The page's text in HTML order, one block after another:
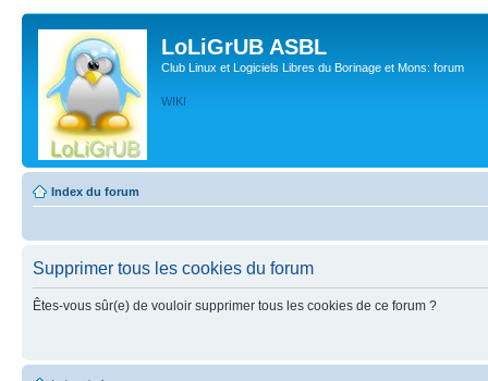
LoLiGrUB ASBL
Club Linux et Logiciels Libres du Borinage et Mons: forum
WIKI
Index du forum
Supprimer tous les cookies du forum
Êtes-vous sûr(e) de vouloir supprimer tous les cookies de ce forum ?